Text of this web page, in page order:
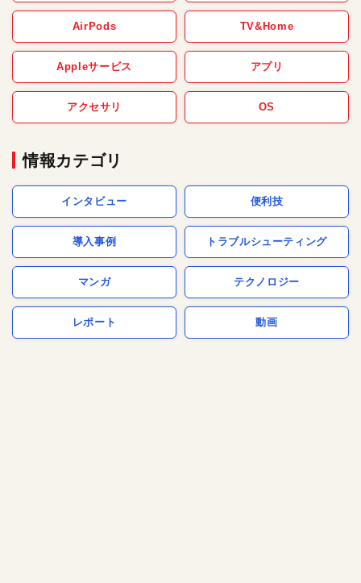
AirPods TV&Home
Appleサービス アプリ
アクセサリ OS
情報カテゴリ
インタビュー 便利技
導入事例 トラブルシューティング
マンガ テクノロジー
レポート 動画